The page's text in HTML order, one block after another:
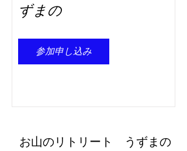
★Windows（ミーティング用Zoomクライアン
★Zoomモバイルアプリ（Zoom Cloud
Meetings）
ずまの
参加申し込み
​お山のリトリート うずまの